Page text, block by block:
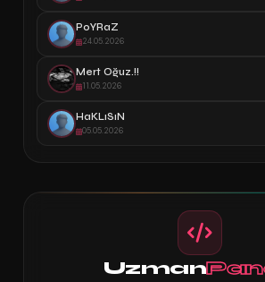
PoYRaZ
24.05.2026
Mert Oğuz.!!
11.05.2026
HaKLıSıN
05.05.2026
Uzman